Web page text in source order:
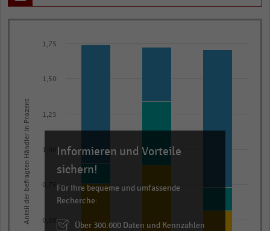
The
chart
has
axis
displaying
categories.
Anteil der befragten Händler in Prozent 0,50
0,75
1,00
1,25
1,50
1,75
Informieren und Vorteile
sichern!
Für Ihre bequeme und umfassende
Recherche:
Über 300.000 Daten und Kennzahlen